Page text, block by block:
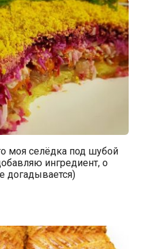
моя селёдка под шубой
ингредиент, о
догадывается)